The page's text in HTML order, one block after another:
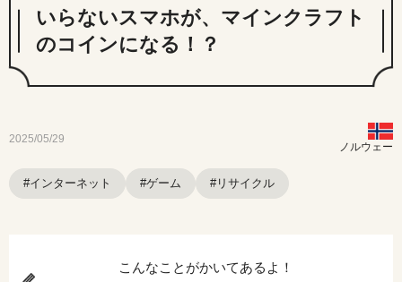
いらないスマホが、マインクラフト
のコインになる！？
2025/05/29
ノルウェー
#インターネット #ゲーム #リサイクル
こんなことがかいてあるよ！